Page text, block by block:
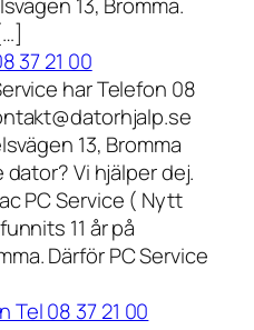
13, Bromma.
37 21 00
har Telefon 08
13, Bromma
Vi hjälper dej.
PC Service ( Nytt
11 år på
Därför PC Service
Tel 08 37 21 00